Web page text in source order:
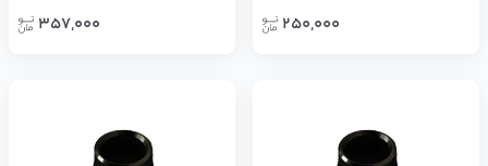
250,000
357,000